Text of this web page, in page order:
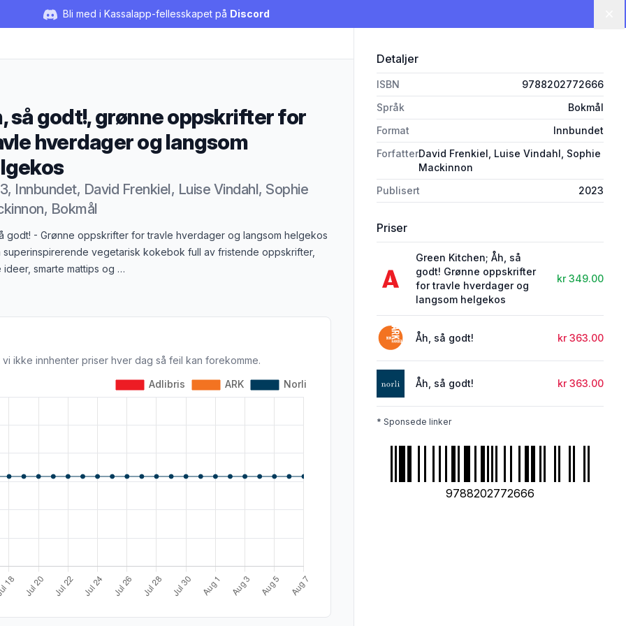
Bli med i Kassalapp-fellesskapet på Discord
så godt!, grønne oppskrifter for
hverdager og langsom
Innbundet, David Frenkiel, Luise Vindahl, Sophie
Bokmål
godt! - Grønne oppskrifter for travle hverdager og langsom helgekos
superinspirerende vegetarisk kokebok full av fristende oppskrifter,
ideer, smarte mattips og …
ikke innhenter priser hver dag så feil kan forekomme.
Detaljer
ISBN
9788202772666
Språk
Bokmål
Format
Innbundet
ForfatterDavid Frenkiel, Luise Vindahl, Sophie
Mackinnon
Publisert
2023
Priser
Green Kitchen; Åh, så
godt! Grønne oppskrifter
for travle hverdager og
langsom helgekos
kr 349.00
Åh, så godt! kr 363.00
Åh, så godt! kr 363.00
* Sponsede linker
9788202772666